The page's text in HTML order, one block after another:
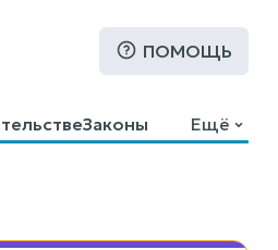
ПОМОЩЬ
Законы
Ещё